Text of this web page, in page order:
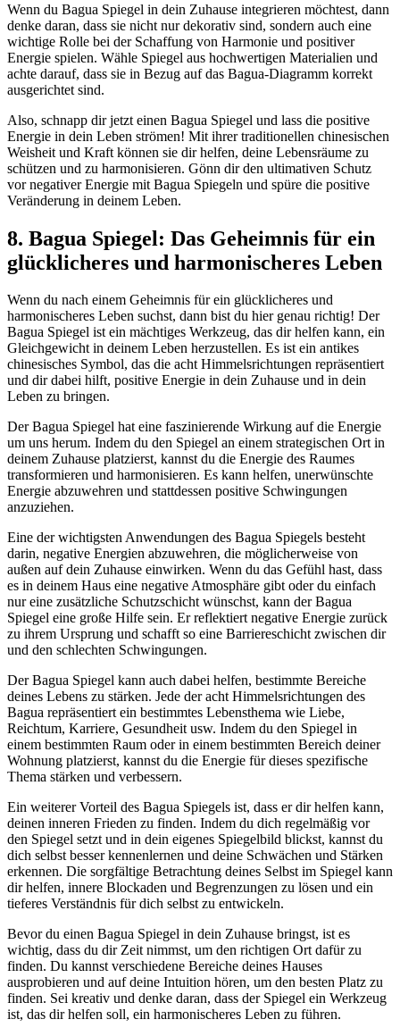
Wenn du Bagua​ Spiegel in dein Zuhause integrieren​ möchtest, dann
denke daran, dass ⁢sie nicht ‍nur dekorativ sind, sondern auch eine⁣
wichtige ⁣Rolle‍ bei ⁢der Schaffung von Harmonie und positiver
⁤Energie spielen. Wähle Spiegel ⁣aus hochwertigen Materialien und
achte darauf, dass ⁣sie‌ in Bezug auf das Bagua-Diagramm korrekt
ausgerichtet sind.
Also, schnapp dir jetzt⁣ einen Bagua Spiegel ‌und lass ⁣die positive
Energie‌ in ⁣dein Leben strömen! Mit ihrer traditionellen chinesischen​
Weisheit und‍ Kraft können ⁢sie dir helfen, deine Lebensräume zu‌
schützen und zu harmonisieren. Gönn dir den ultimativen⁢ Schutz
vor negativer⁢ Energie mit Bagua Spiegeln ‌und spüre die positive
Veränderung‍ in deinem Leben.
8. Bagua Spiegel:⁤ Das Geheimnis für ein
glücklicheres und​ harmonischeres Leben
Wenn⁣ du ⁢nach ‌einem Geheimnis‌ für ⁤ein glücklicheres und
harmonischeres ‌Leben suchst, dann bist du hier genau richtig! Der
Bagua​ Spiegel ist‌ ein mächtiges ‌Werkzeug, das ​dir helfen kann,⁤ ein
Gleichgewicht in deinem Leben herzustellen. Es‍ ist ein ‍antikes
chinesisches‌ Symbol, das die acht Himmelsrichtungen repräsentiert
und dir‍ dabei hilft, positive⁣ Energie in ‌dein Zuhause und in⁤ dein
Leben zu‌ bringen.
Der Bagua Spiegel hat eine faszinierende Wirkung auf die ‍Energie
um uns ⁣herum. Indem du den Spiegel an ⁤einem strategischen Ort​ in
deinem ‌Zuhause platzierst,​ kannst du die Energie ⁣des Raumes
transformieren‌ und ⁤harmonisieren. Es kann helfen, ⁢unerwünschte‍
Energie abzuwehren und stattdessen positive Schwingungen
anzuziehen.
Eine der wichtigsten Anwendungen des Bagua⁤ Spiegels besteht
darin, negative Energien abzuwehren, die möglicherweise von
außen ‍auf dein Zuhause einwirken. Wenn ⁣du das Gefühl hast, dass
es in deinem Haus ‌eine negative Atmosphäre‍ gibt oder ​du einfach
nur‌ eine zusätzliche‍ Schutzschicht‌ wünschst, kann der Bagua‌
Spiegel eine ​große Hilfe sein. Er reflektiert negative⁤ Energie zurück
zu ⁢ihrem Ursprung⁣ und schafft so eine Barriereschicht zwischen​ dir
und ⁣den schlechten Schwingungen.
Der Bagua Spiegel kann auch dabei⁤ helfen, bestimmte ‌Bereiche
deines⁢ Lebens zu stärken.‍ Jede ⁣der acht Himmelsrichtungen des‍
Bagua repräsentiert ein bestimmtes Lebensthema wie​ Liebe,⁢
Reichtum, Karriere, Gesundheit usw. Indem⁣ du den Spiegel in
⁢einem​ bestimmten⁣ Raum oder in ⁢einem bestimmten Bereich deiner
Wohnung platzierst, kannst du die Energie für dieses ⁢spezifische
⁣Thema stärken⁤ und‌ verbessern.
Ein weiterer⁣ Vorteil des Bagua Spiegels ist, ⁣dass er dir helfen kann,
deinen inneren Frieden zu finden.​ Indem du dich regelmäßig ⁣vor
‌den Spiegel setzt und in dein eigenes⁢ Spiegelbild blickst, kannst du
dich selbst besser kennenlernen und ​deine Schwächen und Stärken
erkennen. Die ⁣sorgfältige Betrachtung deines Selbst im Spiegel⁤ kann
dir helfen, innere ‍Blockaden ‌und Begrenzungen zu lösen und ein
⁢tieferes Verständnis⁣ für ​dich ⁣selbst zu‍ entwickeln.
Bevor ‍du einen Bagua Spiegel ⁤in dein Zuhause bringst, ist ⁣es
wichtig, dass du dir Zeit ⁢nimmst, um den richtigen Ort dafür zu
‌finden.⁣ Du​ kannst verschiedene Bereiche deines Hauses
ausprobieren und auf deine Intuition hören, ⁣um ⁢den besten Platz zu
finden. Sei​ kreativ und‍ denke daran, dass der Spiegel ein Werkzeug
ist, das⁣ dir⁢ helfen ​soll, ein harmonischeres Leben ‌zu führen.